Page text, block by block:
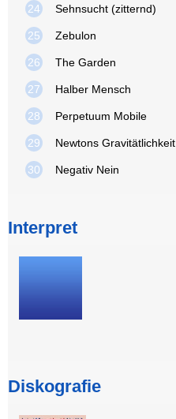
24 Sehnsucht (zitternd)
25 Zebulon
26 The Garden
27 Halber Mensch
28 Perpetuum Mobile
29 Newtons Gravitätlichkeit
30 Negativ Nein
Interpret
Diskografie